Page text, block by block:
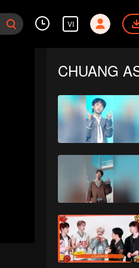
VI
CHUANG